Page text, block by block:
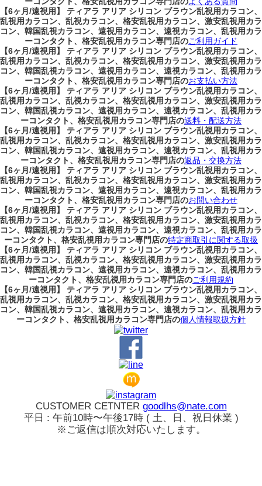
【6ヶ月/遠視用】 ティアラ アリア シリコン ブラウン乱視用カラコン、
乱視用カラコン、乱視カラコン、格安乱視用カラコン、激安乱視用カラ
コン、韓国乱視カラコン、遠視用カラコン、遠視カラコン、乱視用カラ
ーコンタクト、格安乱視用カラコン専門店のご利用ガイド
【6ヶ月/遠視用】 ティアラ アリア シリコン ブラウン乱視用カラコン、
乱視用カラコン、乱視カラコン、格安乱視用カラコン、激安乱視用カラ
コン、韓国乱視カラコン、遠視用カラコン、遠視カラコン、乱視用カラ
ーコンタクト、格安乱視用カラコン専門店のお支払い方法
【6ヶ月/遠視用】 ティアラ アリア シリコン ブラウン乱視用カラコン、
乱視用カラコン、乱視カラコン、格安乱視用カラコン、激安乱視用カラ
コン、韓国乱視カラコン、遠視用カラコン、遠視カラコン、乱視用カラ
ーコンタクト、格安乱視用カラコン専門店の送料・配送方法
【6ヶ月/遠視用】 ティアラ アリア シリコン ブラウン乱視用カラコン、
乱視用カラコン、乱視カラコン、格安乱視用カラコン、激安乱視用カラ
コン、韓国乱視カラコン、遠視用カラコン、遠視カラコン、乱視用カラ
ーコンタクト、格安乱視用カラコン専門店の返品・交換方法
【6ヶ月/遠視用】 ティアラ アリア シリコン ブラウン乱視用カラコン、
乱視用カラコン、乱視カラコン、格安乱視用カラコン、激安乱視用カラ
コン、韓国乱視カラコン、遠視用カラコン、遠視カラコン、乱視用カラ
ーコンタクト、格安乱視用カラコン専門店のお問い合わせ
【6ヶ月/遠視用】 ティアラ アリア シリコン ブラウン乱視用カラコン、
乱視用カラコン、乱視カラコン、格安乱視用カラコン、激安乱視用カラ
コン、韓国乱視カラコン、遠視用カラコン、遠視カラコン、乱視用カラ
ーコンタクト、格安乱視用カラコン専門店の特定商取引に関する取扱
【6ヶ月/遠視用】 ティアラ アリア シリコン ブラウン乱視用カラコン、
乱視用カラコン、乱視カラコン、格安乱視用カラコン、激安乱視用カラ
コン、韓国乱視カラコン、遠視用カラコン、遠視カラコン、乱視用カラ
ーコンタクト、格安乱視用カラコン専門店のご利用規約
【6ヶ月/遠視用】 ティアラ アリア シリコン ブラウン乱視用カラコン、
乱視用カラコン、乱視カラコン、格安乱視用カラコン、激安乱視用カラ
コン、韓国乱視カラコン、遠視用カラコン、遠視カラコン、乱視用カラ
ーコンタクト、格安乱視用カラコン専門店の個人情報取扱方針
CUSTOMER CETNTER goodlhs@nate.com
平日 : 午前10時〜午後17時 ( 土、日、祝日休業 )
※ご返信は順次対応いたします。